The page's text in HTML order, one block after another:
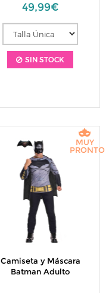
49,99€
SIN STOCK
Camiseta y Máscara
Batman Adulto
MUY
PRONTO